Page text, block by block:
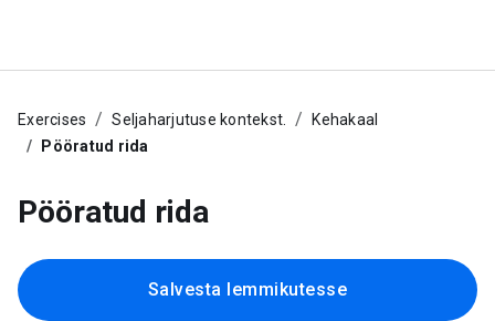
Exercises Seljaharjutuse kontekst.
Kehakaal
Pööratud rida
Pööratud rida
Salvesta lemmikutesse